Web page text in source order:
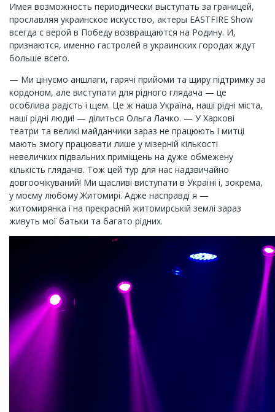
Имея возможность периодически выступать за границей,
прославляя украинское искусство, актеры EASTFIRE Show
всегда с верой в Победу возвращаются на Родину. И,
признаются, именно гастролей в украинских городах ждут
больше всего.
— Ми цінуємо аншлаги, гарячі прийоми та щиру підтримку за
кордоном, але виступати для рідного глядача — це
особлива радість і щем. Це ж наша Україна, наші рідні міста,
наші рідні люди! — ділиться Ольга Лачко. — У Харкові
театри та великі майданчики зараз не працюють і митці
мають змогу працювати лише у мізерній кількості
невеличких підвальних приміщень на дуже обмежену
кількість глядачів. Тож цей тур для нас надзвичайно
довгоочікуваний! Ми щасливі виступати в Україні і, зокрема,
у моєму любому Житомирі. Адже насправді я —
житомирянка і на прекрасній житомирській землі зараз
живуть мої батьки та багато рідних.